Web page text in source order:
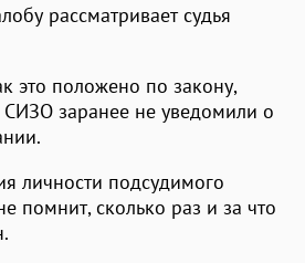
рассматривает судья
это положено по закону,
заранее не уведомили о
личности подсудимого
помнит, сколько раз и за что